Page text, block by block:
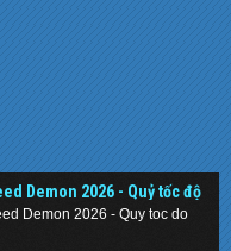
Demon 2026 - Quỷ tốc độ
Demon 2026 - Quy toc do